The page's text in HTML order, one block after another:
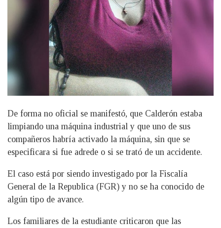
De forma no oficial se manifestó, que Calderón estaba
limpiando una máquina industrial y que uno de sus
compañeros habría activado la máquina, sin que se
especificara si fue adrede o si se trató de un accidente.
El caso está por siendo investigado por la Fiscalía
General de la Republica (FGR) y no se ha conocido de
algún tipo de avance.
Los familiares de la estudiante criticaron que las